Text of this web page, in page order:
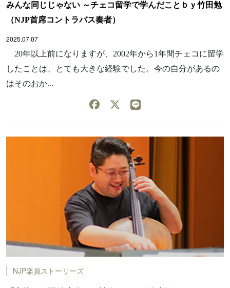
みんな同じじゃない ～チェコ留学で学んだことｂｙ竹田勉
（NJP首席コントラバス奏者）
2025.07.07
20年以上前になりますが、2002年から1年間チェコに留学
したことは、とても大きな経験でした。今の自分があるの
はそのおか...
NJP楽員ストーリーズ